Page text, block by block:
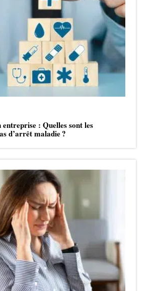
entreprise : Quelles sont les
d’arrêt maladie ?